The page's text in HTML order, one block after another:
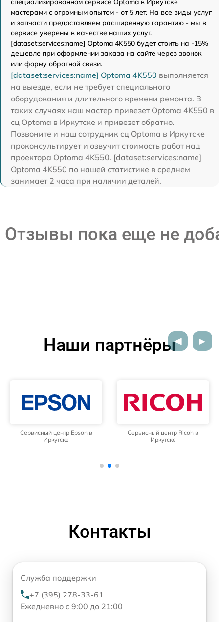
специализированном сервисе Optoma в Иркутске
мастерами с огромным опытом - от 5 лет. На все виды услуг
и запчасти предоставляем расширенную гарантию - мы в
сервисе уверены в качестве наших услуг.
[dataset:services:name] Optoma 4K550 будет стоить на -15%
дешевле при оформлении заказа на сайте через звонок
или форму обратной связи.
[dataset:services:name] Optoma 4K550 выполняется
на выезде, если не требует специального
оборудования и длительного времени ремонта. В
таких случаях наш мастер привезет Optoma 4K550 в
сц Optoma в Иркутске и привезет обратно.
Позвоните и наш сотрудник сц Optoma в Иркутске
проконсультирует и озвучит стоимость работ над
проектора Optoma 4K550. [dataset:services:name]
Optoma 4K550 по нашей статистике в среднем
занимает 2 часа при наличии деталей.
Отзывы пока еще не
Наши партнёры
Сервисный центр Epson в
Иркутске
Сервисный центр Ricoh в
Иркутске
Контакты
Служба поддержки
+7 (395) 278-33-61
Ежедневно с 9:00 до 21:00